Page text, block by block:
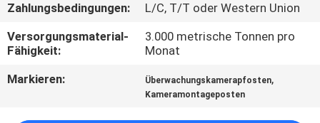
MIT
UNS
VERBINDUNG
Zahlungsbedingungen:
L/C, T/T oder Western Union
Versorgungsmaterial-
Fähigkeit:
3.000 metrische Tonnen pro
Monat
Markieren:
Überwachungskamerapfosten,
Kameramontageposten